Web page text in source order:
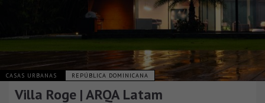
CASAS URBANAS REPÚBLICA DOMINICANA
Villa Roge | ARQA Latam